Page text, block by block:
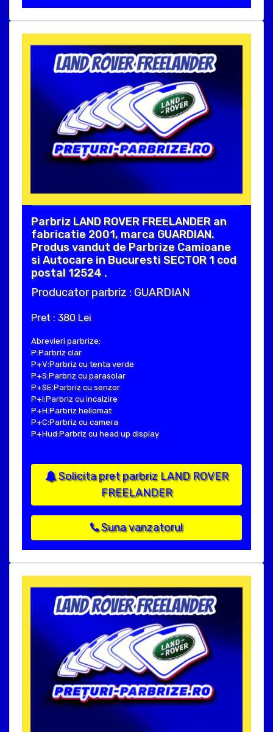
Parbriz LAND ROVER FREELANDER an
fabricatie 2001, marca GUARDIAN.
Produs vandut de Parbrize Camioane
si Autocare in Bucuresti SECTOR 1 cod
postal 12524 .
Producator parbriz : GUARDIAN
Pret : 380 Lei
Abrevieri parbrize:
P:Parbriz clar
P+V:Parbriz cu tenta verde
P+S:Parbriz cu parasolar
P+SE:Parbriz cu senzor
P+I:Parbriz cu incalzire
P+H:Parbriz heliomat
P+C:Parbriz cu camera
P+Hud:Parbriz cu head up display
Solicita pret parbriz LAND ROVER
FREELANDER
Suna vanzatorul